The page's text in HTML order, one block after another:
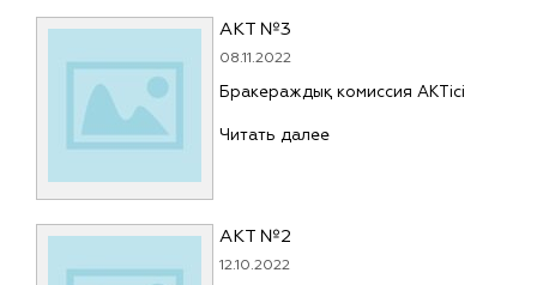
АКТ №3
08.11.2022
Бракераждық комиссия АКТісі
Читать далее
АКТ №2
12.10.2022